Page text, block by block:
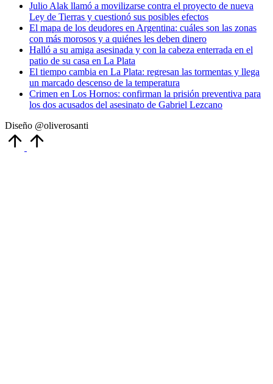
Julio Alak llamó a movilizarse contra el proyecto de nueva
Ley de Tierras y cuestionó sus posibles efectos
El mapa de los deudores en Argentina: cuáles son las zonas
con más morosos y a quiénes les deben dinero
Halló a su amiga asesinada y con la cabeza enterrada en el
patio de su casa en La Plata
El tiempo cambia en La Plata: regresan las tormentas y llega
un marcado descenso de la temperatura
Crimen en Los Hornos: confirman la prisión preventiva para
los dos acusados del asesinato de Gabriel Lezcano
Diseño @oliverosanti